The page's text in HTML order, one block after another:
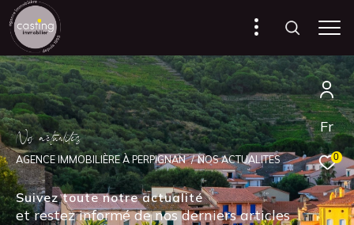
Fr
0
No actuaiés
AGENCE IMMOBILIÈRE À PERPIGNAN NOS ACTUALITES
Suivez toute notre actualité
et restez informé de nos derniers articles